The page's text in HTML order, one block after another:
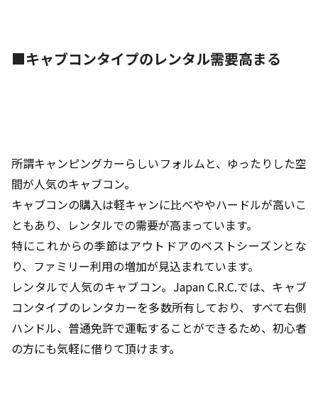
■キャブコンタイプのレンタル需要高まる
所謂キャンピングカーらしいフォルムと、ゆったりした空
間が人気のキャブコン。
キャブコンの購入は軽キャンに比べややハードルが高いこ
ともあり、レンタルでの需要が高まっています。
特にこれからの季節はアウトドアのベストシーズンとな
り、ファミリー利用の増加が見込まれています。
レンタルで人気のキャブコン。Japan C.R.C.では、キャブ
コンタイプのレンタカーを多数所有しており、すべて右側
ハンドル、普通免許で運転することができるため、初心者
の方にも気軽に借りて頂けます。